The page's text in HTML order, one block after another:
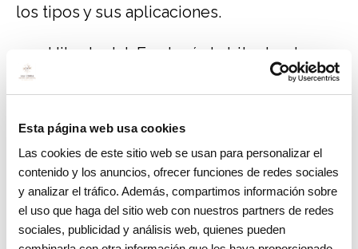
Esta página web usa cookies
Las cookies de este sitio web se usan para personalizar el
contenido y los anuncios, ofrecer funciones de redes sociales
y analizar el tráfico. Además, compartimos información sobre
el uso que haga del sitio web con nuestros partners de redes
sociales, publicidad y análisis web, quienes pueden
los tipos y sus aplicaciones.
Hilo dental. Es el más habitual y el que
más personas utilizan. Su forma es
fácilmente entre los espacios
interdentales. Lo podemos encontrar
con cera o sin cera. Es ideal para
pacientes que no tienen una gran
separación entre un diente y otro.